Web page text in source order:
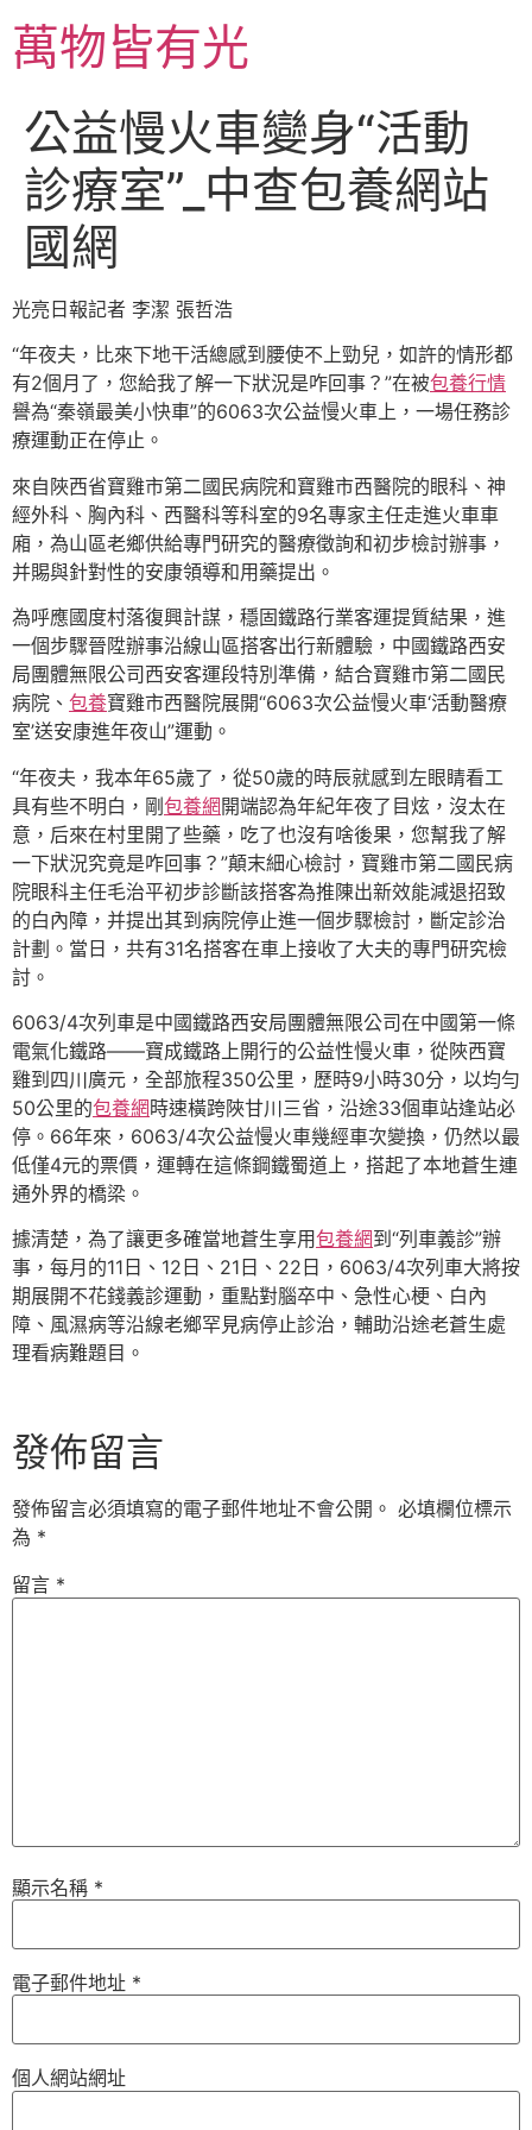
主萬物皆有光
公益慢火車變身“活動
診療室”_中查包養網站
國網
光亮日報記者 李潔 張哲浩
“年夜夫，比來下地干活總感到腰使不上勁兒，如許的情形都
有2個月了，您給我了解一下狀況是咋回事？”在被包養行情
譽為“秦嶺最美小快車”的6063次公益慢火車上，一場任務診
療運動正在停止。
來自陜西省寶雞市第二國民病院和寶雞市西醫院的眼科、神
經外科、胸內科、西醫科等科室的9名專家主任走進火車車
廂，為山區老鄉供給專門研究的醫療徵詢和初步檢討辦事，
并賜與針對性的安康領導和用藥提出。
為呼應國度村落復興計謀，穩固鐵路行業客運提質結果，進
一個步驟晉陞辦事沿線山區搭客出行新體驗，中國鐵路西安
局團體無限公司西安客運段特別準備，結合寶雞市第二國民
病院、 包養寶雞市西醫院展開“6063次公益慢火車‘活動醫療
室’送安康進年夜山”運動。
“年夜夫，我本年65歲了，從50歲的時辰就感到左眼睛看工
具有些不明白，剛包養網開端認為年紀年夜了目炫，沒太在
意，后來在村里開了些藥，吃了也沒有啥後果，您幫我了解
一下狀況究竟是咋回事？”顛末細心檢討，寶雞市第二國民病
院眼科主任毛治平初步診斷該搭客為推陳出新效能減退招致
的白內障，并提出其到病院停止進一個步驟檢討，斷定診治
計劃。當日，共有31名搭客在車上接收了大夫的專門研究檢
討。
6063/4次列車是中國鐵路西安局團體無限公司在中國第一條
電氣化鐵路——寶成鐵路上開行的公益性慢火車，從陜西寶
雞到四川廣元，全部旅程350公里，歷時9小時30分，以均勻
50公里的包養網時速橫跨陜甘川三省，沿途33個車站逢站必
停。66年來，6063/4次公益慢火車幾經車次變換，仍然以最
低僅4元的票價，運轉在這條鋼鐵蜀道上，搭起了本地蒼生連
通外界的橋梁。
據清楚，為了讓更多確當地蒼生享用包養網到“列車義診”辦
事，每月的11日、12日、21日、22日，6063/4次列車大將按
期展開不花錢義診運動，重點對腦卒中、急性心梗、白內
障、風濕病等沿線老鄉罕見病停止診治，輔助沿途老蒼生處
理看病難題目。
發佈留言
發佈留言必須填寫的電子郵件地址不會公開。 必填欄位標示
為 *
留言 *
顯示名稱 *
電子郵件地址 *
個人網站網址